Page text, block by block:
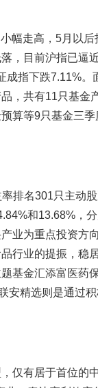
幅走高，5月以后
，目前沪指已逼
成指下跌7.11%。
，共有11只基金
算等9只基金三
排名301只主动
和13.68%，
业为重点投资方
行业的提振，稳
基金汇添富医药
安精选则是通过
仅有居于首位的